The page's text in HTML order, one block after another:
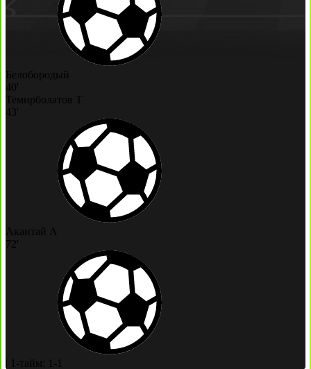
Белобородый
40'
Темирболатов Т
43'
Акантай А
72'
1-тайм: 1-1